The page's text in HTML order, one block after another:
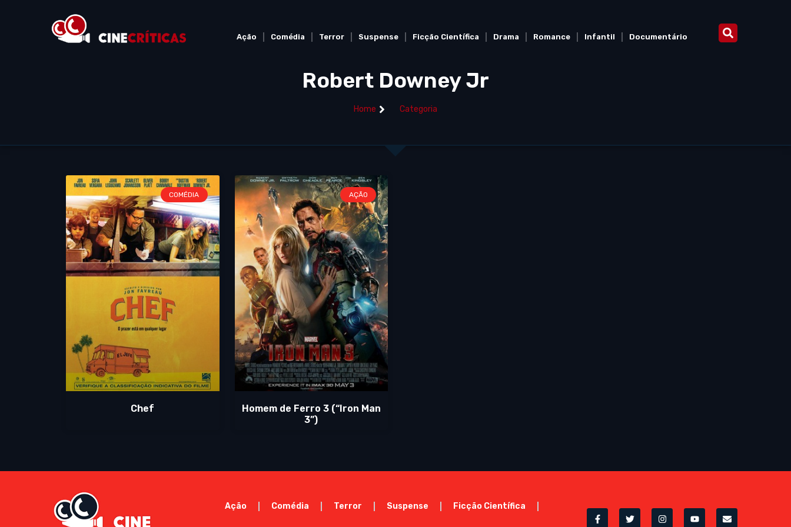
Ação Comédia Terror Suspense Ficção Científica Drama Romance Infantil Documentário
Robert Downey Jr
Home Categoria
COMÉDIA
Chef
AÇÃO
Homem de Ferro 3 (“Iron Man
3”)
Ação Comédia Terror Suspense Ficção Científica